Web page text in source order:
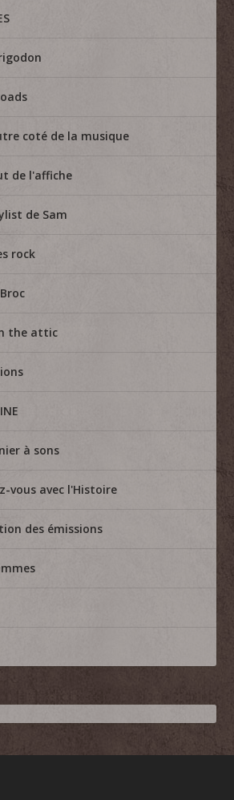
coté de la musique
de l'affiche
de Sam
rock
the attic
à sons
vous avec l'Histoire
des émissions